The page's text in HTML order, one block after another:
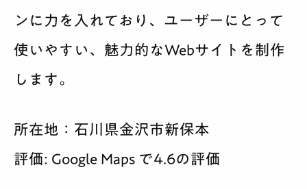
ンに力を入れており、ユーザーにとって
使いやすい、魅力的なWebサイトを制作
します。
所在地：石川県金沢市新保本
評価: Google Maps で4.6の評価